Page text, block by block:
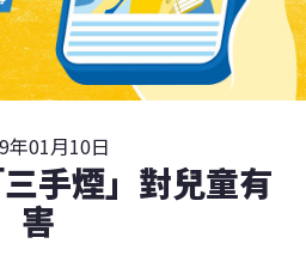
年01月10日
手煙」對兒童有
害